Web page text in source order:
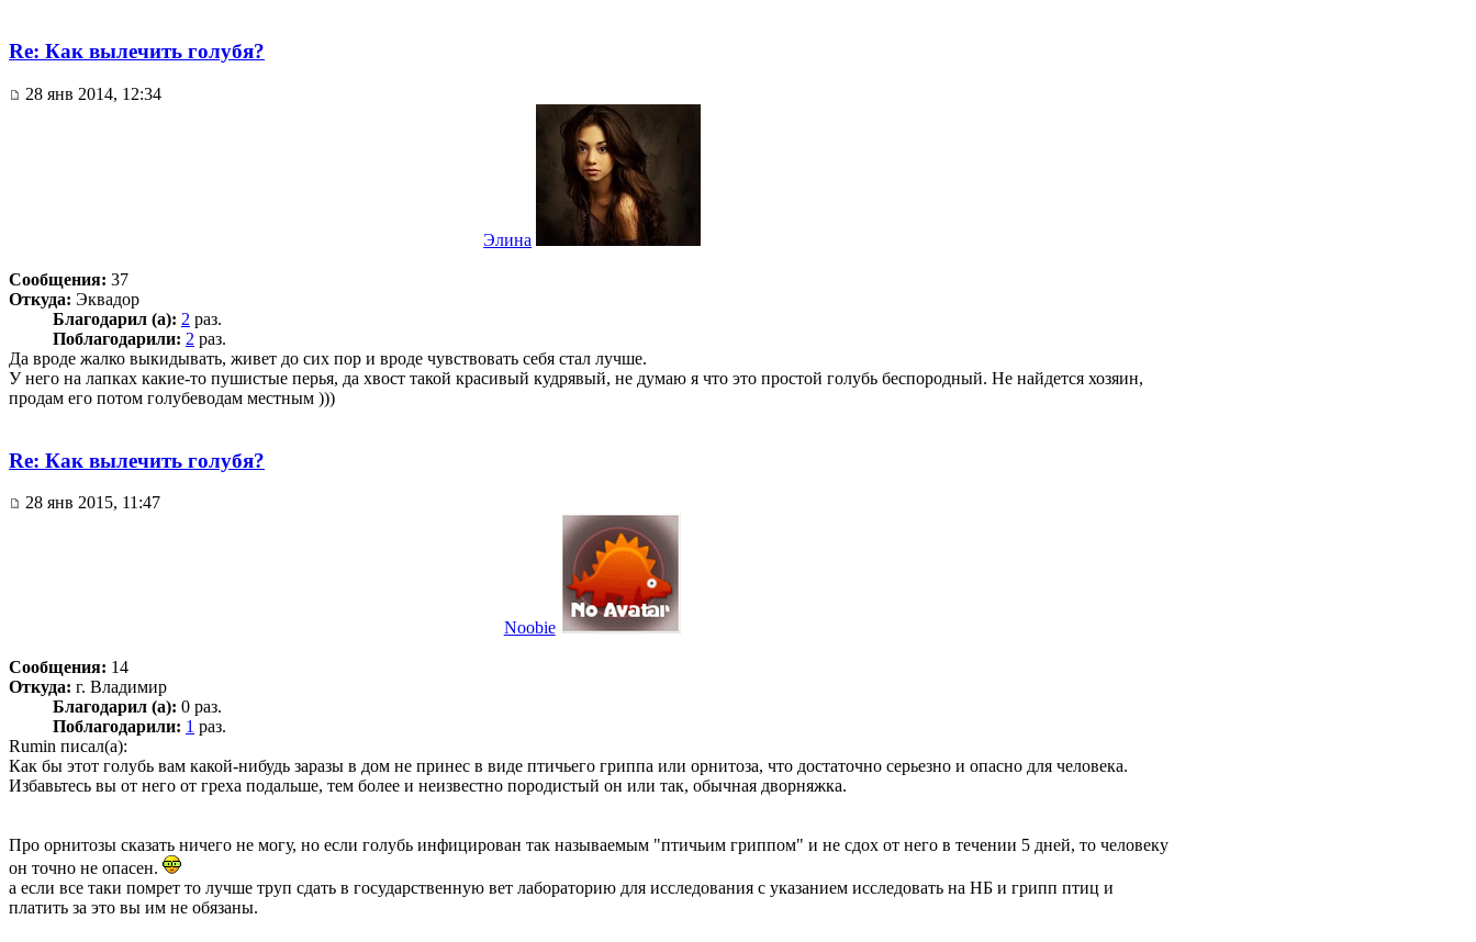
Re: Как вылечить голубя?
28 янв 2014, 12:34
Элина
Сообщения: 37
Откуда: Эквадор
Благодарил (а): 2 раз.
Поблагодарили: 2 раз.
Да вроде жалко выкидывать, живет до сих пор и вроде чувствовать себя стал лучше.
У него на лапках какие-то пушистые перья, да хвост такой красивый кудрявый, не думаю я что это простой голубь беспородный. Не найдется хозяин,
продам его потом голубеводам местным )))
Re: Как вылечить голубя?
28 янв 2015, 11:47
Noobie
Сообщения: 14
Откуда: г. Владимир
Благодарил (а): 0 раз.
Поблагодарили: 1 раз.
Rumin писал(а):
Как бы этот голубь вам какой-нибудь заразы в дом не принес в виде птичьего гриппа или орнитоза, что достаточно серьезно и опасно для человека.
Избавьтесь вы от него от греха подальше, тем более и неизвестно породистый он или так, обычная дворняжка.
Про орнитозы сказать ничего не могу, но если голубь инфицирован так называемым "птичьим гриппом" и не сдох от него в течении 5 дней, то человеку
он точно не опасен.
а если все таки помрет то лучше труп сдать в государственную вет лабораторию для исследования с указанием исследовать на НБ и грипп птиц и
платить за это вы им не обязаны.